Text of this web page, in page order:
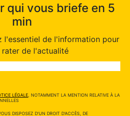
qui vous briefe en 5
min
l'essentiel de l'information pour
rater de l'actualité
LÉGALE , NOTAMMENT LA MENTION RELATIVE À LA
DISPOSEZ D'UN DROIT D'ACCÈS, DE